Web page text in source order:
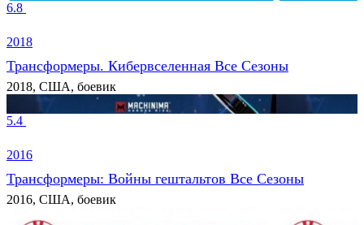
6.8
2018
Трансформеры. Кибервселенная Все Сезоны
2018, США, боевик
5.4
2016
Трансформеры: Войны гештальтов Все Сезоны
2016, США, боевик